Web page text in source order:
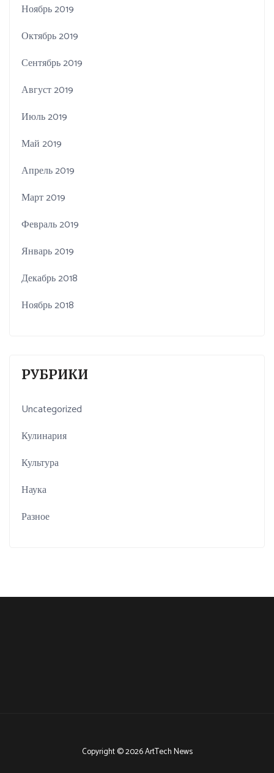
Ноябрь 2019
Октябрь 2019
Сентябрь 2019
Август 2019
Июль 2019
Май 2019
Апрель 2019
Март 2019
Февраль 2019
Январь 2019
Декабрь 2018
Ноябрь 2018
РУБРИКИ
Uncategorized
Кулинария
Культура
Наука
Разное
Copyright © 2026 ArtTech News